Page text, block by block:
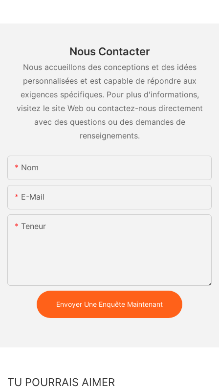
Nous Contacter
Nous accueillons des conceptions et des idées
personnalisées et est capable de répondre aux
exigences spécifiques. Pour plus d'informations,
visitez le site Web ou contactez-nous directement
avec des questions ou des demandes de
renseignements.
Nom
E-Mail
Teneur
Envoyer Une Enquête Maintenant
TU POURRAIS AIMER